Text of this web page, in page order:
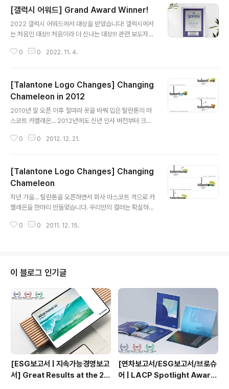
[갤럭시 어워드] Grand Award Winner!
2022 갤럭시 어워드에서 대상을 받았습니다! 갤럭시에서
는 처음인 대상!! 처음이라 더 신나는 대상!!! 관련 보도자료
022 갤럭시 어워즈' 대상 수상
0 0 2022. 11. 4.
[Talantone Logo Changes] Changing
Chameleon in 2012
2010년 말 오픈 이후 철따라 옷을 바꿔 입은 탈란톤의 마
스코트 카멜레온... 2012년에도 신년 인사 버전부터 크리
탈란톤이 변화한 모습이 더 큰 성장을 위한 긍정적인 움직
그리고 함께 변화하고 성장한 우리 팀원들에게 너무너무
감사 드립니다. 열흘 남은 2012년 최선을 다해 후회 없게
마무리하고, 새로운 해에도 더욱 신나게 변화하는 탈란톤
이 되겠습니다!!!! (좌) 탈란톤 송년회 1차로 간 신사역 근처
참을 걸어 갔더랬습니다. 근데 아까보다 더 매서워진 겨울
0 0 2012. 12. 21.
[Talantone Logo Changes] Changing
Chameleon
작년 가을... 탈란톤을 오픈하면서 회사 마스코트 격으로 카
멜레온을 한마리 만들었습니다. 우리만의 컬러는 확실하게
의미였는데요... 카멜레온은 변해야 진짜죠! 그래서 계절이
이지 로고를 바꾼 후... 오픈부터 지금까지 지난 한 15개월
정도의 로고를 모두 모아 보았습니다. 카멜레온이 변한만
큼 계절도 여러번 바뀌었고, 그동안 정말 감사하게도 탈란
톤이 부쩍 성장했습니다. 앞으로도 카멜레온은 계속 변할
텐데요... 회사도, 우리 팀원들도, 그리고 우리가 후원하는
어린이들도 무럭무럭 튼튼하게..
0 0 2011. 12. 15.
이 블로그 인기글
[ESG보고서 | 지속가능경영보고
서] Great Results at the 20
[연차보고서/ESG보고서/브로슈
어 | LACP Spotlight Award